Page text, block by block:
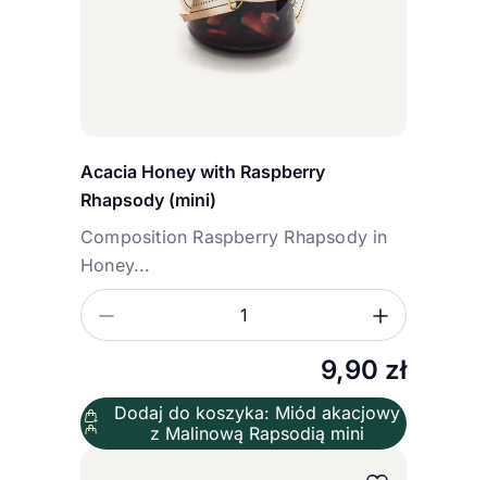
Acacia Honey with Raspberry
Rhapsody (mini)
Composition Raspberry Rhapsody in
Honey...
9,90 zł
Zmniejsz ilość
Dodaj do koszyka: Miód akacjowy
z Malinową Rapsodią mini